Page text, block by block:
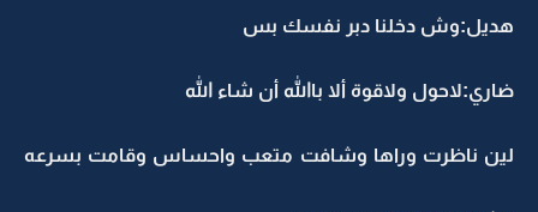
هديل:وش دخلنا دبر نفسك بس
ضاري:لاحول ولاقوة ألا باالله أن شاء الله
لين ناظرت وراها وشافت متعب واحساس وقامت بسرعه